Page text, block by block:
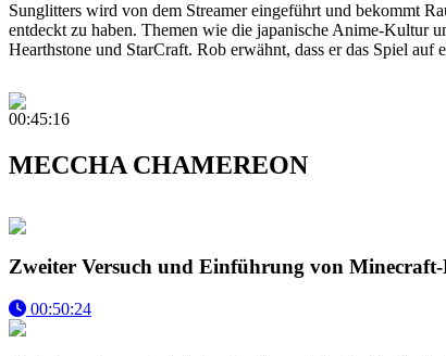
Sunglitters wird von dem Streamer eingeführt und bekommt
entdeckt zu haben. Themen wie die japanische Anime-Kultur
Hearthstone und StarCraft. Rob erwähnt, dass er das Spiel
00:45:16
MECCHA CHAMEREON
Zweiter Versuch und Einführung von
00:50:24